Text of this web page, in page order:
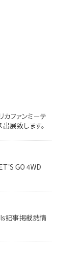
カファンミーテ
展致します。
GO 4WD
記事掲載誌情